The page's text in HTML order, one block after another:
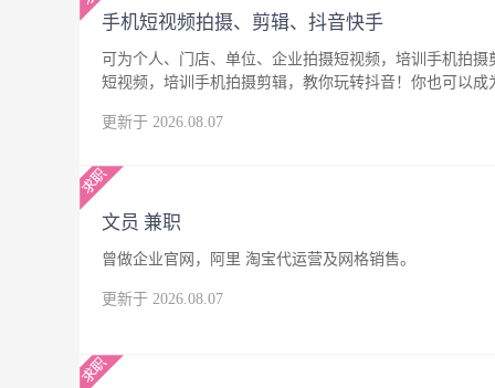
手机短视频拍摄、剪辑、抖音快手
可为个人、门店、单位、企业拍摄短视频，培训手机拍
短视频，培训手机拍摄剪辑，教你玩转抖音！你也可以
更新于 2026.08.07
文员 兼职
曾做企业官网，阿里 淘宝代运营及网格销售。
更新于 2026.08.07